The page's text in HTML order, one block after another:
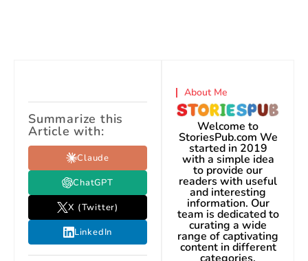
Summarize this
Article with:
Claude
ChatGPT
X (Twitter)
LinkedIn
About Me
Welcome to
StoriesPub.com We
started in 2019
with a simple idea
to provide our
readers with useful
and interesting
information. Our
team is dedicated to
curating a wide
range of captivating
content in different